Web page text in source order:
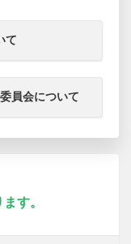
て
員会について
す。